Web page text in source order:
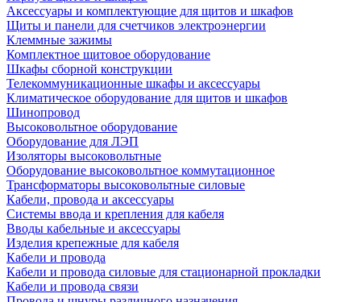
Аксессуары и комплектующие для щитов и шкафов
Щиты и панели для счетчиков электроэнергии
Клеммные зажимы
Комплектное щитовое оборудование
Шкафы сборной конструкции
Телекоммуникационные шкафы и аксессуары
Климатическое оборудование для щитов и шкафов
Шинопровод
Высоковольтное оборудование
Оборудование для ЛЭП
Изоляторы высоковольтные
Оборудование высоковольтное коммутационное
Трансформаторы высоковольтные силовые
Кабели, провода и аксессуары
Системы ввода и крепления для кабеля
Вводы кабельные и аксессуары
Изделия крепежные для кабеля
Кабели и провода
Кабели и провода силовые для стационарной прокладки
Кабели и провода связи